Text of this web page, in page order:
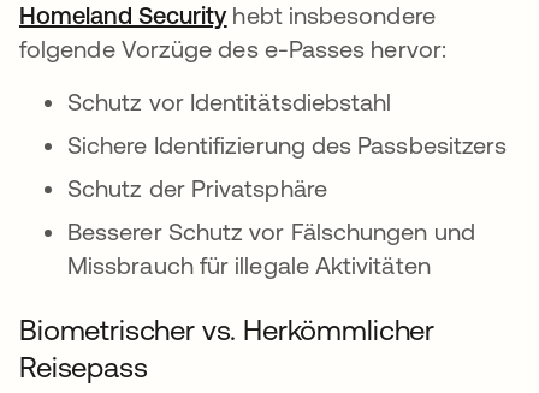
Homeland Securitywird in einer neuen
hebt insbesondere
folgende Vorzüge des e-Passes hervor:
Schutz vor Identitätsdiebstahl
Sichere Identifizierung des Passbesitzers
Schutz der Privatsphäre
Besserer Schutz vor Fälschungen und
Missbrauch für illegale Aktivitäten
Biometrischer vs. Herkömmlicher
Reisepass